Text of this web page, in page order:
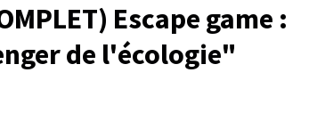
Escape game :
de l'écologie"